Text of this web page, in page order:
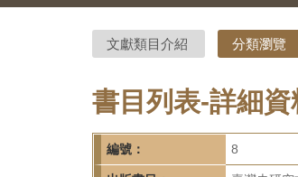
臺
灣
史
研
究
文獻類目介紹 分類瀏覽
書目列表-詳細資
編號： 8